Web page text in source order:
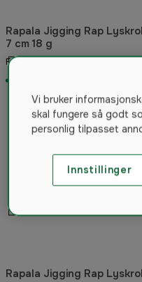
Rapala Jigging Rap
7 cm 18 g
Fra 95 kr
Rapala Jigging Rap
Vi bruker
skal fungere så godt
personlig tilpasset
Innstillinger